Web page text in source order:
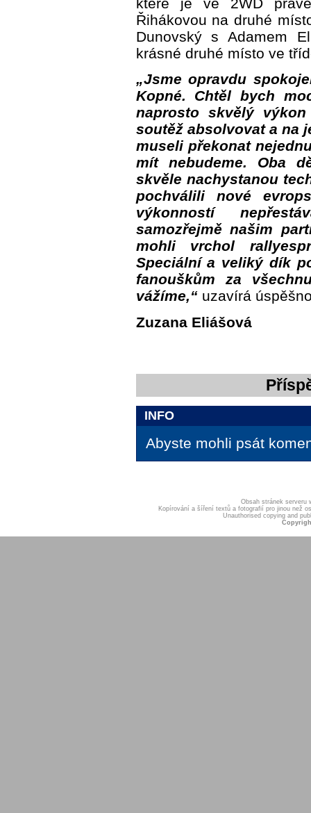
Řihákovou na druhé
Dunovský s Adamem
krásné druhé místo ve
„Jsme opravdu
Kopné. Chtěl bych
naprosto skvělý
soutěž absolvovat a na
museli překonat
mít nebudeme. Oba
skvěle nachystanou
pochválili nové
výkonností
samozřejmě našim
mohli vrchol
Speciální a veliký dík
fanouškům za
vážíme,“uzavírá
Zuzana Eliášová
INFO
Abyste mohli psát
Obsah stránek serveru
Kopírování a šíření textů a fotografií pro jinou než
Unauthorised copying and